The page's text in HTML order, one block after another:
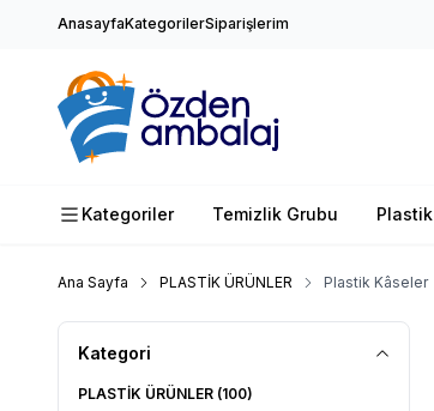
AnasayfaKategorilerSiparişlerim
Kategoriler Temizlik Grubu Plastik
Ana Sayfa PLASTİK ÜRÜNLER Plastik Kâseler
Kategori
PLASTİK ÜRÜNLER (100)